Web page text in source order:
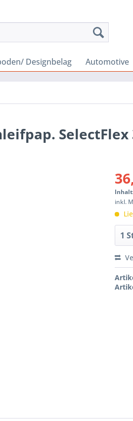
Designbelag Automotive
SelectFlex
inkl.